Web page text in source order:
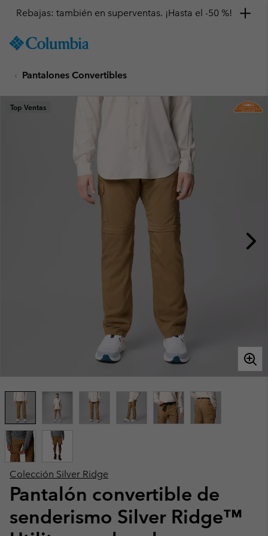
TO
SKIP
MAIN
NAV
Rebajas: también en superventas. ¡Hasta el -50 %!
Pantalones Convertibles
Colección Silver Ridge
Pantalón convertible de
senderismo Silver Ridge™
Top Ventas